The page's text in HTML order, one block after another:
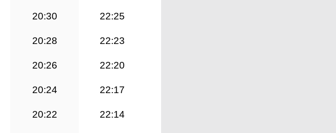
20:30 22:25
20:28 22:23
20:26 22:20
20:24 22:17
20:22 22:14